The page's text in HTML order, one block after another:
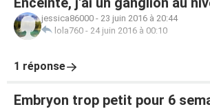
jessica86000 - 23 juin 2016 à 20:44
lola760 - 24 juin 2016 à 00:10
1 réponse
Embryon trop petit pour 6